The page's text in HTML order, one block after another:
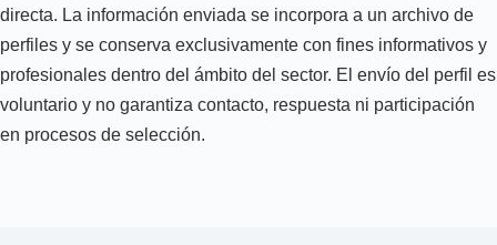
directa. La información enviada se incorpora a un archivo de
perfiles y se conserva exclusivamente con fines informativos y
profesionales dentro del ámbito del sector. El envío del perfil es
voluntario y no garantiza contacto, respuesta ni participación
en procesos de selección.